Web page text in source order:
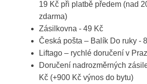
19 Kč při platbě předem (nad
zdarma)
Zásilkovna - 49 Kč
Česká pošta – Balík Do ruky -
Liftago – rychlé doručení v
Doručení nadrozměrných
Kč (+900 Kč výnos do bytu)